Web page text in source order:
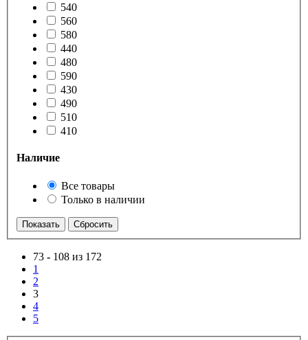
540
560
580
440
480
590
430
490
510
410
Наличие
Все товары
Только в наличии
73 - 108 из 172
1
2
3
4
5